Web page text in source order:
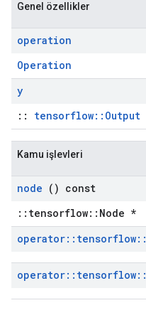
Genel özellikler
operation
Operation
y
:: tensorflow::Output
Kamu işlevleri
node () const
::tensorflow::Node *
operator:: tensorflow::
operator:: tensorflow::